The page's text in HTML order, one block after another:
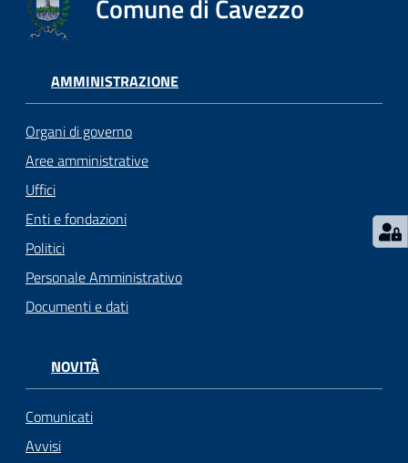
Seguici
su
Comune di Cavezzo
AMMINISTRAZIONE
Organi di governo
Aree amministrative
Uffici
Enti e fondazioni
Politici
Personale Amministrativo
Documenti e dati
NOVITÀ
Comunicati
Avvisi